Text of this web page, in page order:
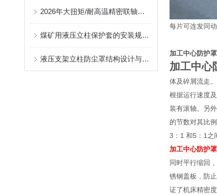
2026年大扭矩/耐高温精密联轴器定制找哪家？能实现精准定制的优质厂家盘点
煤矿用液压立柱保护套的安装规范与使用寿命提升方案
液压支架立柱防尘罩结构设计与密封防护原理
每片可连发同
加工中心防护罩
加工中心
体及碎屑流走。
根据运行速度
装有滚轴。另
的节数对其比
3：1 和5：1之
加工中心防护罩
同时平行缩回
锈钢盖板，防
证了机床精密